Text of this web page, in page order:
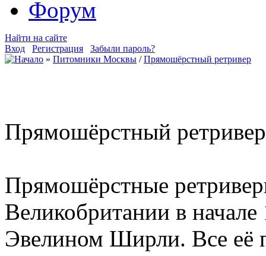
Форум
Найти на сайте
Вход
Регистрация
Забыли пароль?
» Питомники Москвы /Прямошёрстный ретривер
Прямошёрстный ретривер
Прямошёрстные
Великобритании в
Эвелином Ширли. Все её